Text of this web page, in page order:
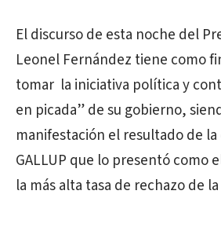
El discurso de esta noche del
Leonel Fernández tiene como
tomar la iniciativa política y
en picada” de su gobierno,
manifestación el resultado de
GALLUP que lo presentó como
la más alta tasa de rechazo de